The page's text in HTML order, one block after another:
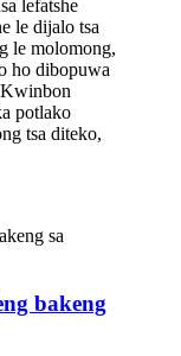
lefatshe
le dijalo tsa
le molomong,
ho dibopuwa
potlako
tsa diteko,
bakeng